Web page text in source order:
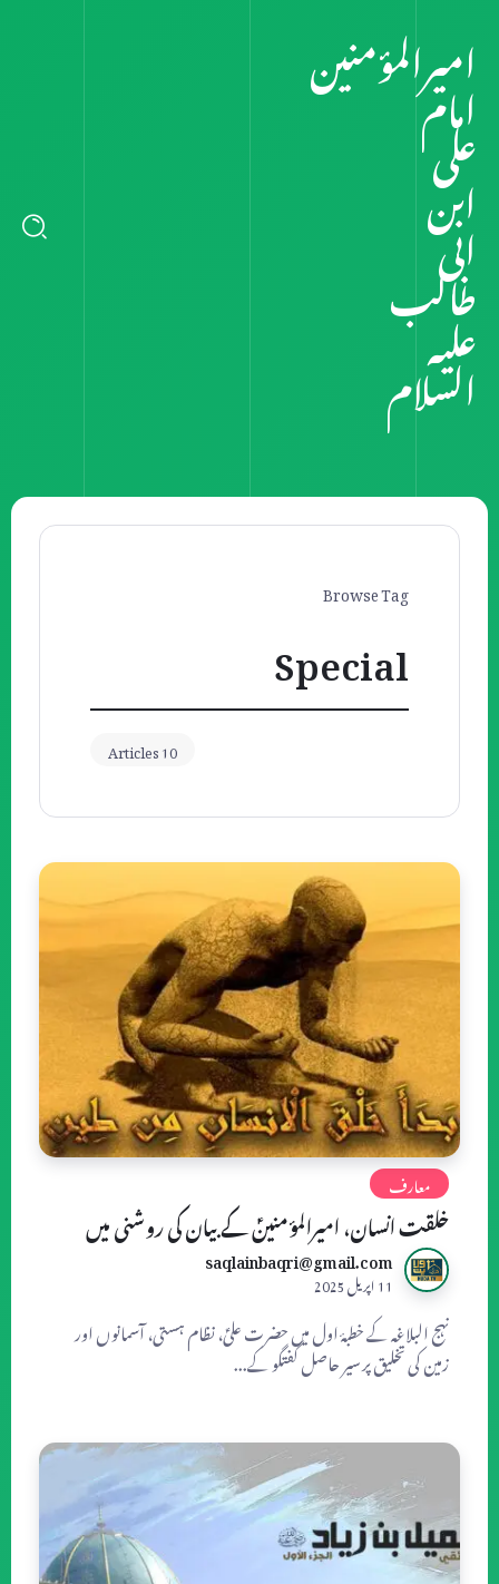
امیرالمؤمنین
امام
علی
ابن
ابی
طالب
علیہ
السلام
Browse Tag
Special
10 Articles
معارف
خلقت انسان، امیرالمؤمنینؑ کے بیان کی روشنی میں
saqlainbaqri@gmail.com
11 اپریل 2025
نہج البلاغہ کے خطبۂ اول میں حضرت علیؑ، نظام ہستی، آسمانوں اور
زمین کی تخلیق پر سیر حاصل گفتگو کے...